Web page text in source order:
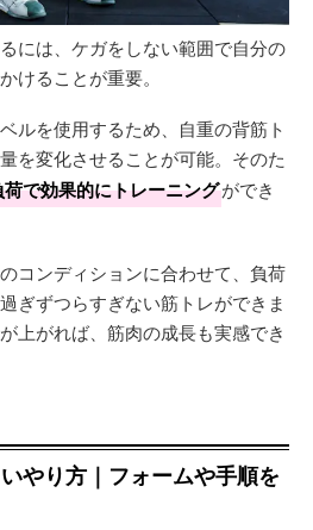
には、ケガをしない範囲で自分の
けることが重要。
ルを使用するため、自重の背筋ト
を変化させることが可能。そのた
で効果的にトレーニングができ
コンディションに合わせて、負荷
ぎずつらすぎない筋トレができま
上がれば、筋肉の成長も実感でき
やり方｜フォームや手順を